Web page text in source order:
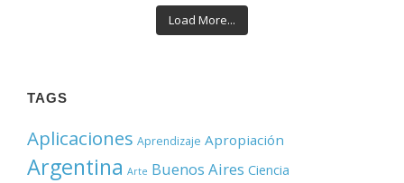
Load More...
TAGS
Aplicaciones Aprendizaje Apropiación
Argentina Arte Buenos Aires Ciencia